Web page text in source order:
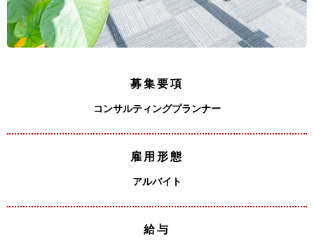
募集要項
コンサルティングプランナー
雇用形態
アルバイト
給与